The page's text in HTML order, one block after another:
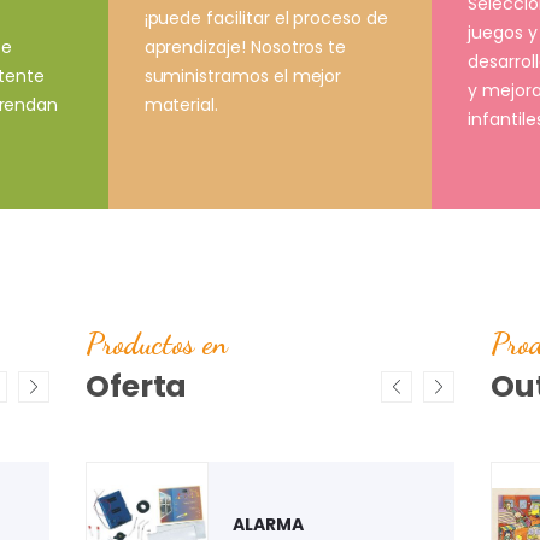
¡puede facilitar el proceso de
aprendizaje! Nosotros te
suministramos el mejor
material.
juegos
y
CONSUMIBLES
Productos en
Oferta